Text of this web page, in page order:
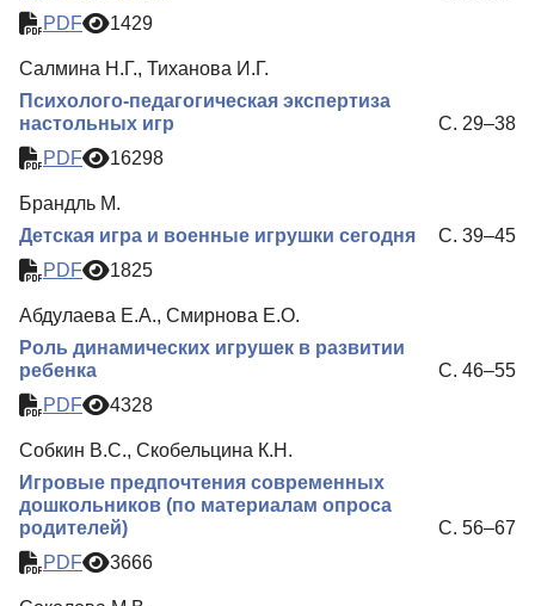
PDF
1429
Салмина Н.Г., Тиханова И.Г.
Психолого-педагогическая экспертиза
настольных игр
С. 29–38
PDF
16298
Брандль М.
Детская игра и военные игрушки сегодня
С. 39–45
PDF
1825
Абдулаева Е.А., Смирнова Е.О.
Роль динамических игрушек в развитии
ребенка
С. 46–55
PDF
4328
Собкин В.С., Скобельцина К.Н.
Игровые предпочтения современных
дошкольников (по материалам опроса
родителей)
С. 56–67
PDF
3666